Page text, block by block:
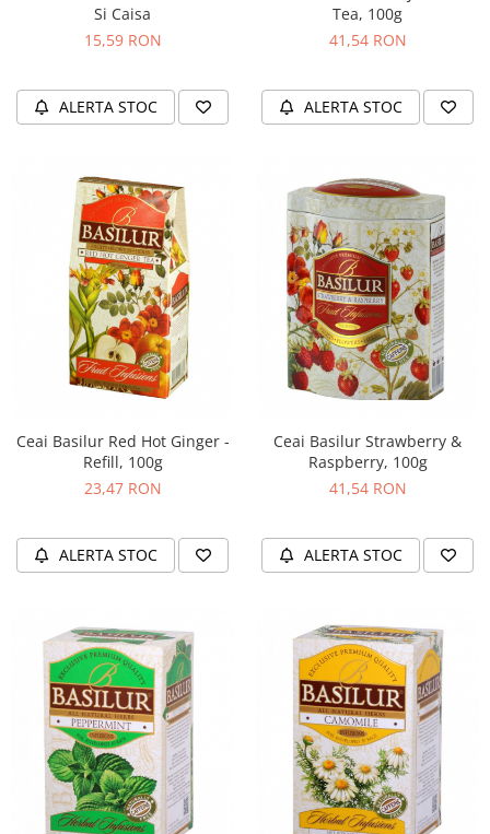
Portafiltre
Si Caisa
15,59 RON
ALERTA STOC
Tea, 100g
41,54 RON
ALERTA STOC
Ceai Basilur Red Hot Ginger -
Refill, 100g
23,47 RON
ALERTA STOC
Ceai Basilur Strawberry &
Raspberry, 100g
41,54 RON
ALERTA STOC